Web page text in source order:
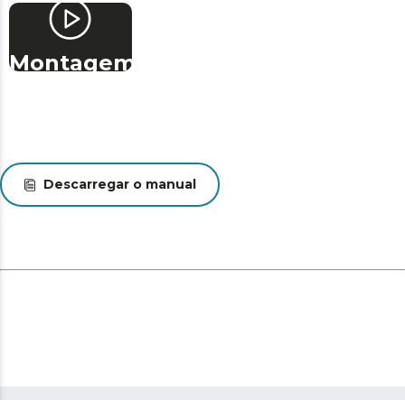
Montagem
Descarregar o manual